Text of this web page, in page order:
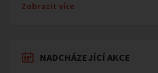
Zobrazit více
NADCHÁZEJÍCÍ AKCE